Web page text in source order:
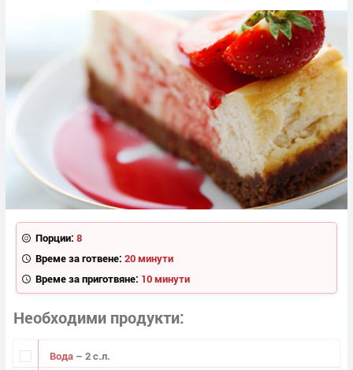
Порции: 8
Време за готвене: 20 минути
Време за приготвяне: 10 минути
Необходими продукти
Вода – 2 с.л.